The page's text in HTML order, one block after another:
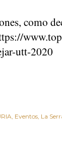
como
utt-2020
Eventos La